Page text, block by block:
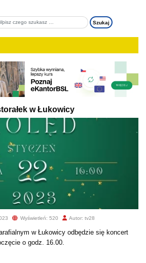
w Łukowicy
Wyświetleń: 520 Autor: tv28
w Łukowicy odbędzie się koncert
o godz. 16.00.